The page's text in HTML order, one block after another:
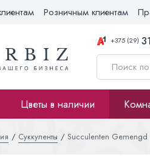
Розничным клиентам
+375 (29)
Цветы в наличии
Суккуленты Succulenten